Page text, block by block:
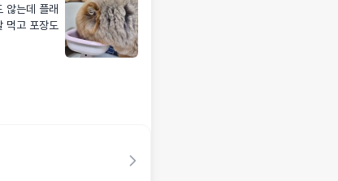
먹고 포장도